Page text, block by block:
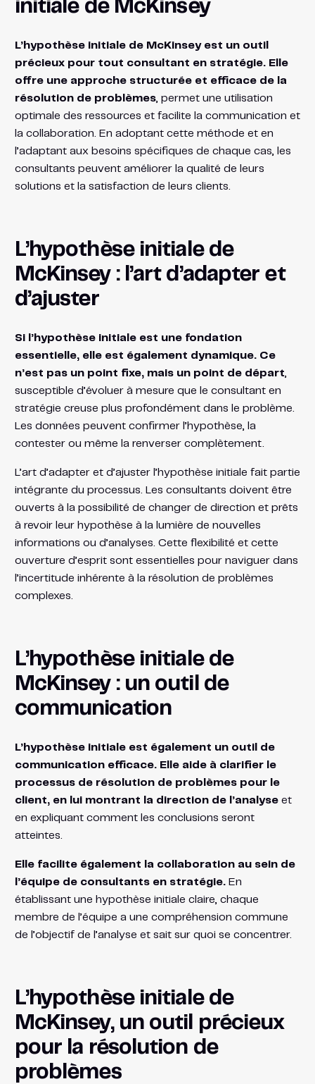
initiale de McKinsey
L’hypothèse initiale de McKinsey est un outil
précieux pour tout consultant en stratégie. Elle
offre une approche structurée et efficace de la
résolution de problèmes, permet une utilisation
optimale des ressources et facilite la communication et
la collaboration. En adoptant cette méthode et en
l’adaptant aux besoins spécifiques de chaque cas, les
consultants peuvent améliorer la qualité de leurs
solutions et la satisfaction de leurs clients.
L’hypothèse initiale de
McKinsey : l’art d’adapter et
d’ajuster
Si l’hypothèse initiale est une fondation
essentielle, elle est également dynamique. Ce
n’est pas un point fixe, mais un point de départ,
susceptible d’évoluer à mesure que le consultant en
stratégie creuse plus profondément dans le problème.
Les données peuvent confirmer l’hypothèse, la
contester ou même la renverser complètement.
L’art d’adapter et d’ajuster l’hypothèse initiale fait partie
intégrante du processus. Les consultants doivent être
ouverts à la possibilité de changer de direction et prêts
à revoir leur hypothèse à la lumière de nouvelles
informations ou d’analyses. Cette flexibilité et cette
ouverture d’esprit sont essentielles pour naviguer dans
l’incertitude inhérente à la résolution de problèmes
complexes.
L’hypothèse initiale de
McKinsey : un outil de
communication
L’hypothèse initiale est également un outil de
communication efficace. Elle aide à clarifier le
processus de résolution de problèmes pour le
client, en lui montrant la direction de l’analyseet
en expliquant comment les conclusions seront
atteintes.
Elle facilite également la collaboration au sein de
l’équipe de consultants en stratégie.En
établissant une hypothèse initiale claire, chaque
membre de l’équipe a une compréhension commune
de l’objectif de l’analyse et sait sur quoi se concentrer.
L’hypothèse initiale de
McKinsey, un outil précieux
pour la résolution de
problèmes